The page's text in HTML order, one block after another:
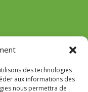
des technologies
aux informations des
nous permettra de